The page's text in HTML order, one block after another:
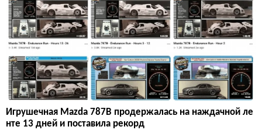
Игрушечная Mazda 787B продержалась на наждачной ле
нте 13 дней и поставила рекорд